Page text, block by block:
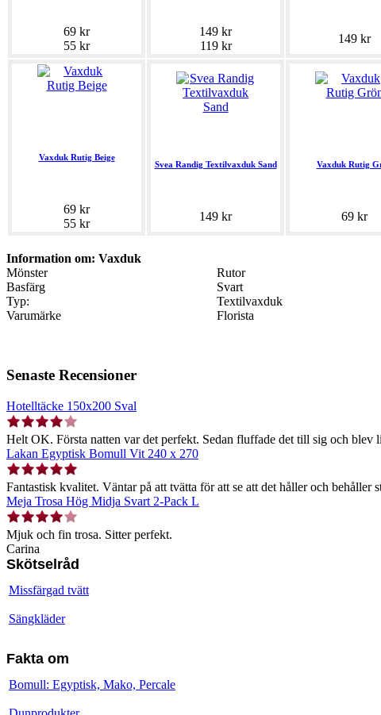
69 kr
55 kr
149 kr
119 kr
149 kr
Vaxduk Rutig Beige
69 kr
55 kr
Svea Randig Textilvaxduk Sand
149 kr
Vaxduk Rutig
69 kr
Information om: Vaxduk
Mönster
Rutor
Basfärg
Svart
Typ:
Textilvaxduk
Varumärke
Florista
Senaste Recensioner
Hotelltäcke 150x200 Sval
Helt OK. Första natten var det perfekt. Sedan fluffade det till sig och
Lakan Egyptisk Bomull Vit 240 x 270
Fantastisk kvalitet. Väntar på att tvätta för att se att det håller och behåller
Meja Trosa Hög Midja Svart 2-Pack L
Mjuk och fin trosa. Sitter perfekt.
Carina
Skötselråd
Missfärgad tvätt
Sängkläder
Fakta om
Bomull: Egyptisk, Mako, Percale